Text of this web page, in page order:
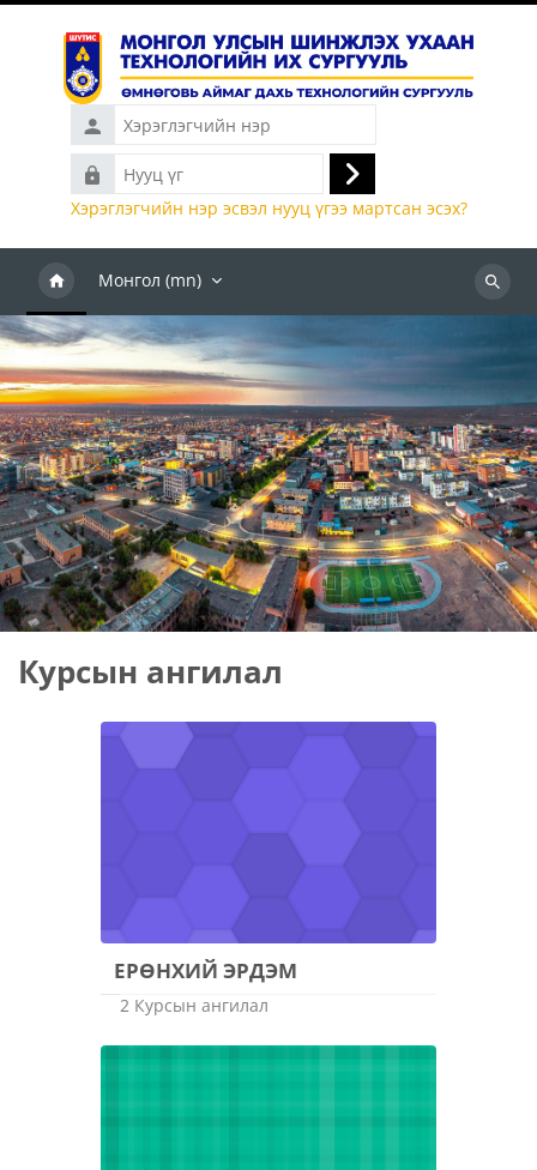
Хэрэглэгчийн
нэр
Нууц
үг
Нэвтрэх
Хэрэглэгчийн нэр эсвэл нууц үгээ мартсан эсэх?
Монгол ‎(mn)‎
Блокууд
Курсын ангилал
ЕРӨНХИЙ ЭРДЭМ
2 Курсын ангилал